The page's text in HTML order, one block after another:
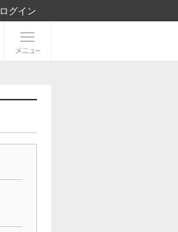
ログイン